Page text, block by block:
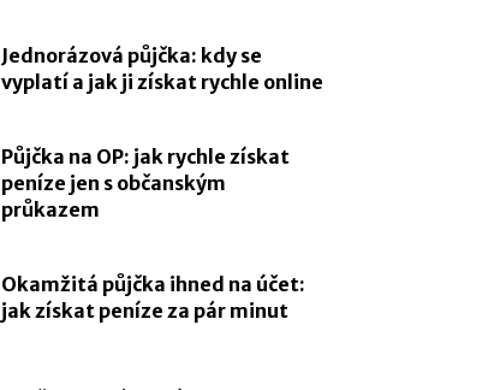
Jednorázová půjčka: kdy se
vyplatí a jak ji získat rychle online
Půjčka na OP: jak rychle získat
peníze jen s občanským
průkazem
Okamžitá půjčka ihned na účet:
jak získat peníze za pár minut